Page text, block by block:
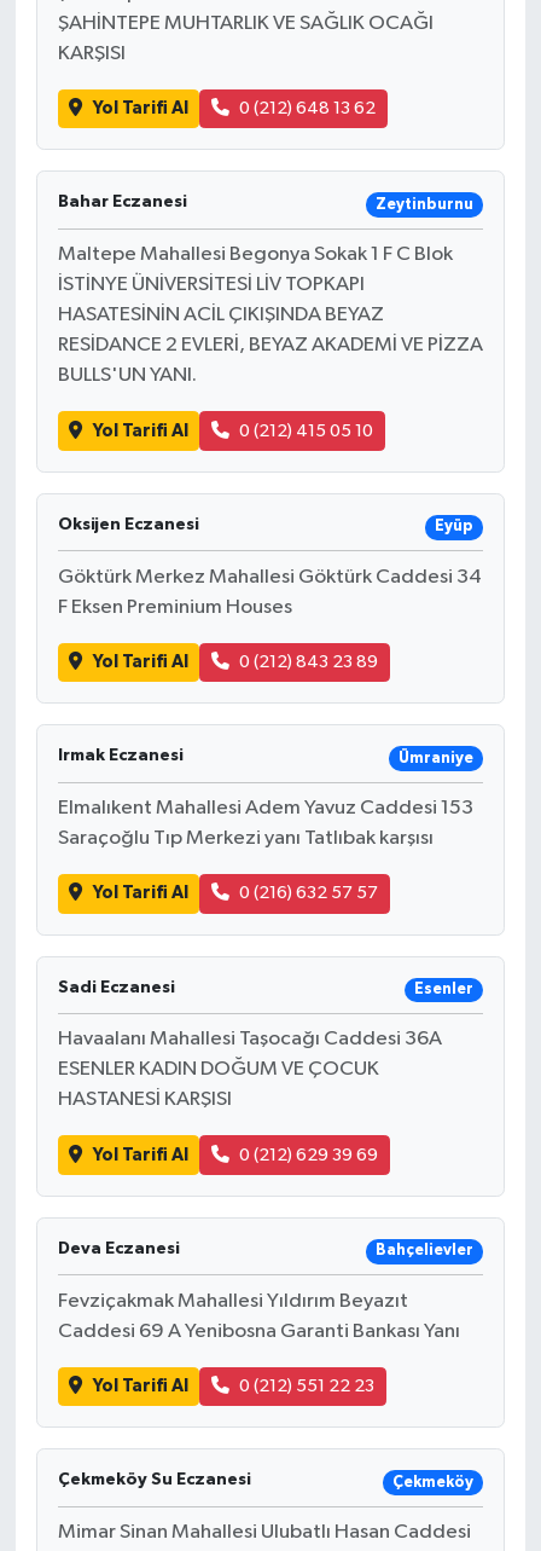
ŞAHİNTEPE MUHTARLIK VE SAĞLIK OCAĞI
KARŞISI
Yol Tarifi Al 0 (212) 648 13 62
Bahar Eczanesi Zeytinburnu
Maltepe Mahallesi Begonya Sokak 1 F C Blok
İSTİNYE ÜNİVERSİTESİ LİV TOPKAPI
HASATESİNİN ACİL ÇIKIŞINDA BEYAZ
RESİDANCE 2 EVLERİ, BEYAZ AKADEMİ VE PİZZA
BULLS'UN YANI.
Yol Tarifi Al 0 (212) 415 05 10
Oksijen Eczanesi Eyüp
Göktürk Merkez Mahallesi Göktürk Caddesi 34
F Eksen Preminium Houses
Yol Tarifi Al 0 (212) 843 23 89
Irmak Eczanesi Ümraniye
Elmalıkent Mahallesi Adem Yavuz Caddesi 153
Saraçoğlu Tıp Merkezi yanı Tatlıbak karşısı
Yol Tarifi Al 0 (216) 632 57 57
Sadi Eczanesi Esenler
Havaalanı Mahallesi Taşocağı Caddesi 36A
ESENLER KADIN DOĞUM VE ÇOCUK
HASTANESİ KARŞISI
Yol Tarifi Al 0 (212) 629 39 69
Deva Eczanesi Bahçelievler
Fevziçakmak Mahallesi Yıldırım Beyazıt
Caddesi 69 A Yenibosna Garanti Bankası Yanı
Yol Tarifi Al 0 (212) 551 22 23
Çekmeköy Su Eczanesi Çekmeköy
Mimar Sinan Mahallesi Ulubatlı Hasan Caddesi